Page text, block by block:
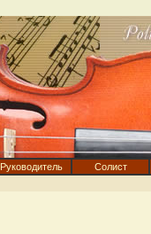
Руководитель Солист